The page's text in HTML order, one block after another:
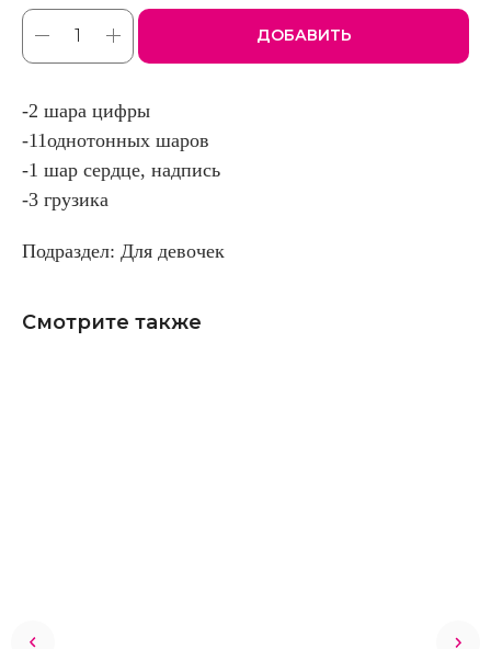
ДОБАВИТЬ
-2 шара цифры
-11однотонных шаров
-1 шар сердце, надпись
-3 грузика
Подраздел: Для девочек
Смотрите также